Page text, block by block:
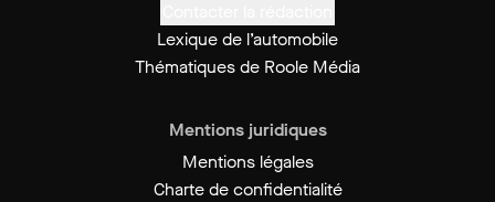
Lexique de l’automobile
Thématiques de Roole Média
Mentions juridiques
Mentions légales
Charte de confidentialité